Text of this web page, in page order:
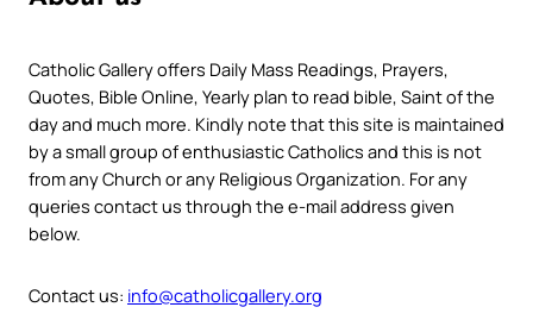
Catholic Gallery offers Daily Mass Readings, Prayers,
Quotes, Bible Online, Yearly plan to read bible, Saint of the
day and much more. Kindly note that this site is maintained
by a small group of enthusiastic Catholics and this is not
from any Church or any Religious Organization. For any
queries contact us through the e-mail address given
below.
Contact us: info@catholicgallery.org